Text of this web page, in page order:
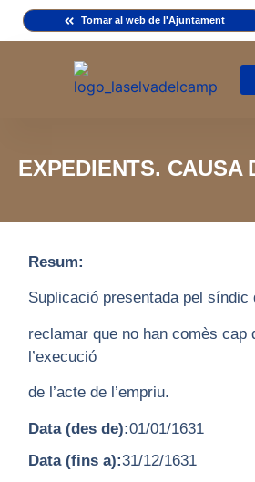
Tornar al web de l'Ajuntament
EXPEDIENTS. CAUSA
Resum:
Suplicació presentada pel síndic
reclamar que no han comès cap
l’execució
de l’acte de l’empriu.
Data (des de):01/01/1631
Data (fins a):31/12/1631